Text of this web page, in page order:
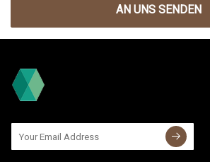
AN UNS SENDEN